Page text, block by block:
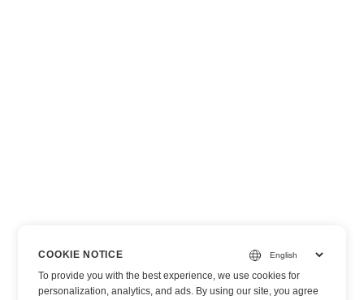
COOKIE NOTICE
To provide you with the best experience, we use cookies for
personalization, analytics, and ads. By using our site, you agree